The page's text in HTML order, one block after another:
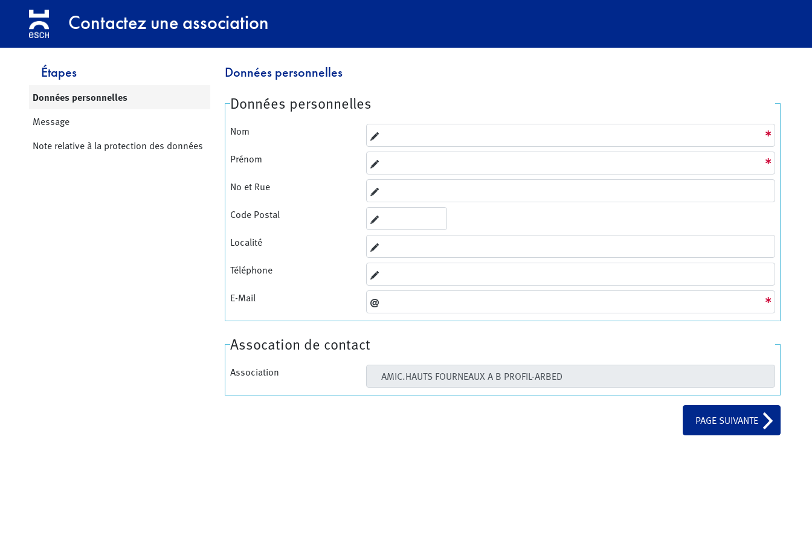
Contactez une association
Étapes
Données personnellesPage active:
Message
Note relative à la protection des données
Données personnelles
Données personnelles
Nom
Prénom
No et Rue
Code Postal
Localité
Téléphone
E-Mail
Assocation de contact
Association
PAGE SUIVANTE